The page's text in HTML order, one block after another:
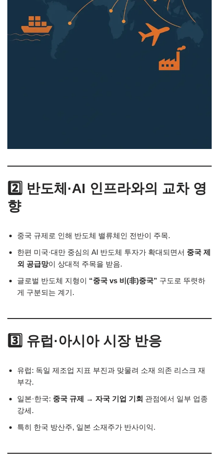
2️⃣ 반도체·AI 인프라와의 교차 영
향
중국 규제로 인해 반도체 밸류체인 전반이 주목.
한편 미국·대만 중심의 AI 반도체 투자가 확대되면서 중국 제
외 공급망이 상대적 주목을 받음.
글로벌 반도체 지형이 “중국 vs 비(非)중국” 구도로 뚜렷하
게 구분되는 계기.
3️⃣ 유럽·아시아 시장 반응
유럽: 독일 제조업 지표 부진과 맞물려 소재 의존 리스크 재
부각.
일본·한국: 중국 규제 → 자국 기업 기회 관점에서 일부 업종
강세.
특히 한국 방산주, 일본 소재주가 반사이익.